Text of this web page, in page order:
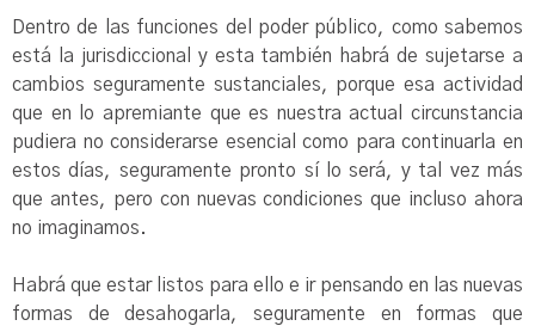
Dentro de las funciones del poder público, como sabemos
está la jurisdiccional y esta también habrá de sujetarse a
cambios seguramente sustanciales, porque esa actividad
que en lo apremiante que es nuestra actual circunstancia
pudiera no considerarse esencial como para continuarla en
estos días, seguramente pronto sí lo será, y tal vez más
que antes, pero con nuevas condiciones que incluso ahora
no imaginamos.
Habrá que estar listos para ello e ir pensando en las nuevas
formas de desahogarla, seguramente en formas que